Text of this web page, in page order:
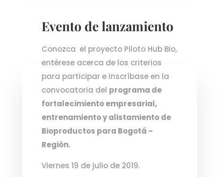
Evento de lanzamiento
Conozca el proyecto Piloto Hub Bio,
entérese acerca de los criterios
para participar e inscríbase en la
convocatoria del programa de
fortalecimiento empresarial,
entrenamiento y alistamiento de
Bioproductos para Bogotá –
Región.
Viernes 19 de julio de 2019.